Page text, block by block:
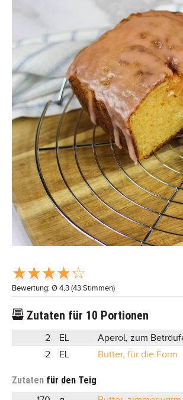
Bewertung: Ø 4,3 (43 Stimmen)
Zutaten für 10 Portionen
2 EL
Aperol, zum
2
EL Butter, für die Form
Zutaten für den Teig